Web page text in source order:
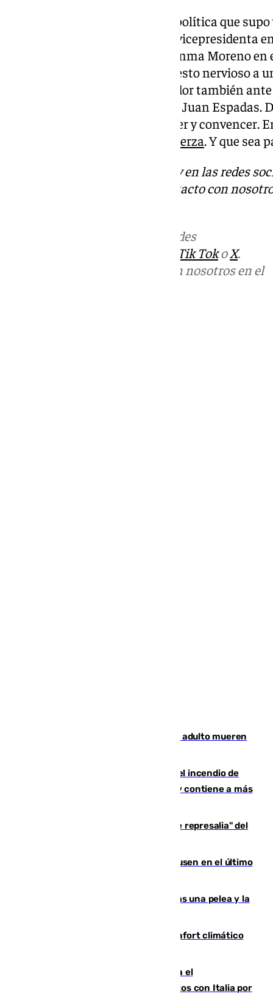
María Jesús Montero, artillera política que
IMEC para encalomarse como vicepresidenta
adelantar por la izquierda a Juanma Moreno
fajadora y, como poco, ya ha puesto nervioso a
tendrá que ponerse el despertador también
marcado la escasa oposición de Juan Espadas.
visto y otra cosa será lo de vencer y
ambos ladran y cabalgan con fuerza. Y que sea
Descubre más noticias de 101Tv en las redes
. Puedes ponerte en contacto con
en las redes
Tik TokoX.
Puedes ponerte en contacto con nosotros en el
Tragedia en Italia: dos menores y un adulto mueren
340 personas más desalojadas por el incendio de
Niebla, que mantiene a 410 evacuadas y contiene a más
Italia responde ante las "medidas de represalia" del
El Sevilla se desinfla ante el Leverkusen en el último
Tensión en la prisión de Alhaurín tras una pelea y la
Málaga contabiliza 148 zonas de confort climático
Marlaska notifica a la Unión Europea el
restablecimiento de controles fronterizos con Italia por